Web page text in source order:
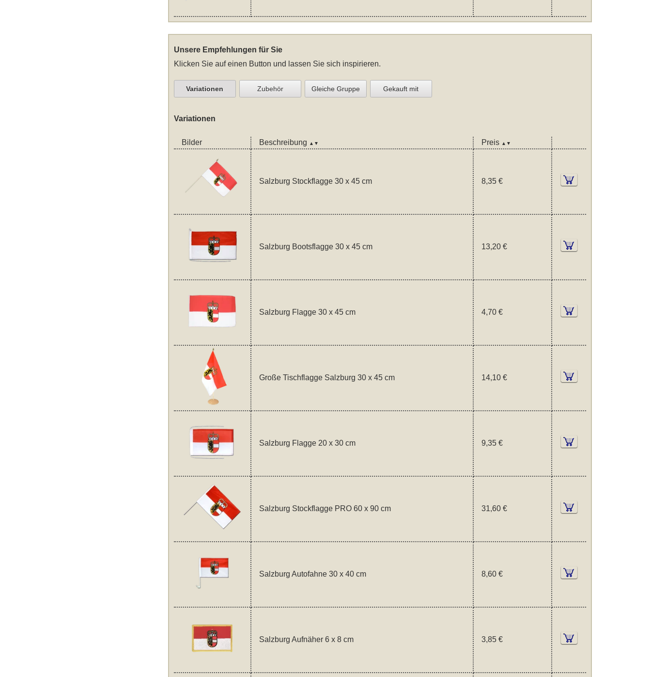
Unsere Empfehlungen für Sie
Klicken Sie auf einen Button und lassen Sie sich inspirieren.
Variationen Zubehör Gleiche Gruppe Gekauft mit
Variationen
Bilder Beschreibung ▲▼ Preis ▲▼
Salzburg Stockflagge 30 x 45 cm 8,35 €
Salzburg Bootsflagge 30 x 45 cm 13,20 €
Salzburg Flagge 30 x 45 cm 4,70 €
Große Tischflagge Salzburg 30 x 45 cm 14,10 €
Salzburg Flagge 20 x 30 cm 9,35 €
Salzburg Stockflagge PRO 60 x 90 cm 31,60 €
Salzburg Autofahne 30 x 40 cm 8,60 €
Salzburg Aufnäher 6 x 8 cm 3,85 €